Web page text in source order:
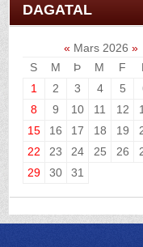
DAGATAL
« Mars 2026 »
S
M Þ M F
1
2 3 4 5
8
9 10 11 12
15
16 17 18 19
22
23 24 25 26
29
30 31